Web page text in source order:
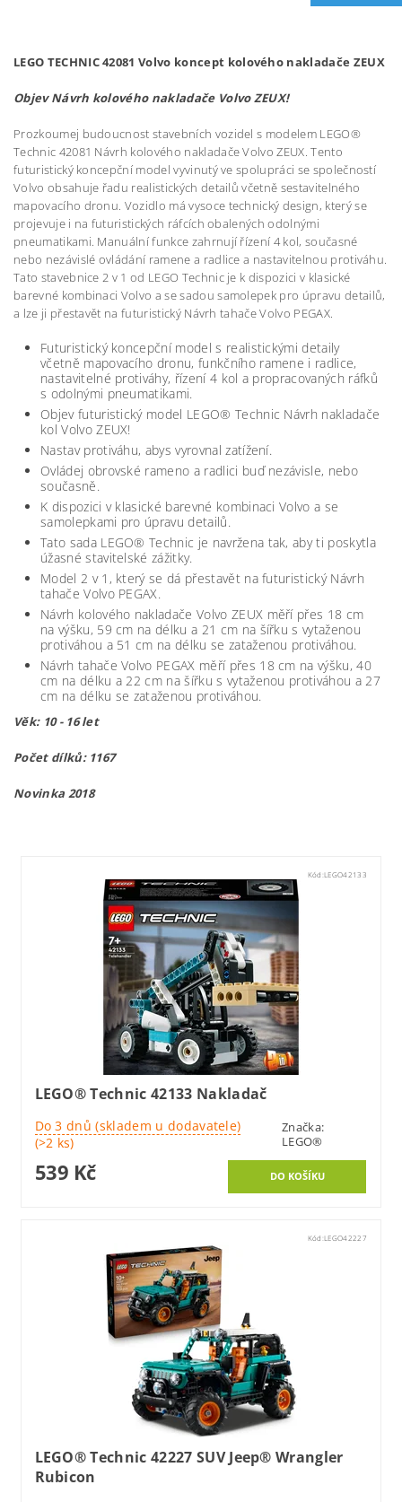
LEGO TECHNIC 42081 Volvo koncept kolového nakladače ZEUX
Objev Návrh kolového nakladače Volvo ZEUX!
Prozkoumej budoucnost stavebních vozidel s modelem LEGO®
Technic 42081 Návrh kolového nakladače Volvo ZEUX. Tento
futuristický koncepční model vyvinutý ve spolupráci se společností
Volvo obsahuje řadu realistických detailů včetně sestavitelného
mapovacího dronu. Vozidlo má vysoce technický design, který se
projevuje i na futuristických ráfcích obalených odolnými
pneumatikami. Manuální funkce zahrnují řízení 4 kol, současné
nebo nezávislé ovládání ramene a radlice a nastavitelnou protiváhu.
Tato stavebnice 2 v 1 od LEGO Technic je k dispozici v klasické
barevné kombinaci Volvo a se sadou samolepek pro úpravu detailů,
a lze ji přestavět na futuristický Návrh tahače Volvo PEGAX.
Futuristický koncepční model s realistickými detaily
včetně mapovacího dronu, funkčního ramene i radlice,
nastavitelné protiváhy, řízení 4 kol a propracovaných ráfků
s odolnými pneumatikami.
Objev futuristický model LEGO® Technic Návrh nakladače
kol Volvo ZEUX!
Nastav protiváhu, abys vyrovnal zatížení.
Ovládej obrovské rameno a radlici buď nezávisle, nebo
současně.
K dispozici v klasické barevné kombinaci Volvo a se
samolepkami pro úpravu detailů.
Tato sada LEGO® Technic je navržena tak, aby ti poskytla
úžasné stavitelské zážitky.
Model 2 v 1, který se dá přestavět na futuristický Návrh
tahače Volvo PEGAX.
Návrh kolového nakladače Volvo ZEUX měří přes 18 cm
na výšku, 59 cm na délku a 21 cm na šířku s vytaženou
protiváhou a 51 cm na délku se zataženou protiváhou.
Návrh tahače Volvo PEGAX měří přes 18 cm na výšku, 40
cm na délku a 22 cm na šířku s vytaženou protiváhou a 27
cm na délku se zataženou protiváhou.
Věk: 10 - 16 let
Počet dílků: 1167
Novinka 2018
Kód:LEGO42133
LEGO® Technic 42133 Nakladač
Do 3 dnů (skladem u dodavatele)
(>2 ks)
Značka:
LEGO®
539 Kč
Kód:LEGO42227
LEGO® Technic 42227 SUV Jeep® Wrangler
Rubicon